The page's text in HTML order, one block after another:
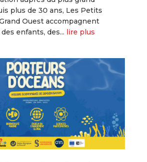
plus de 30 ans, Les Petits
Ouest accompagnent
enfants, des... lire plus